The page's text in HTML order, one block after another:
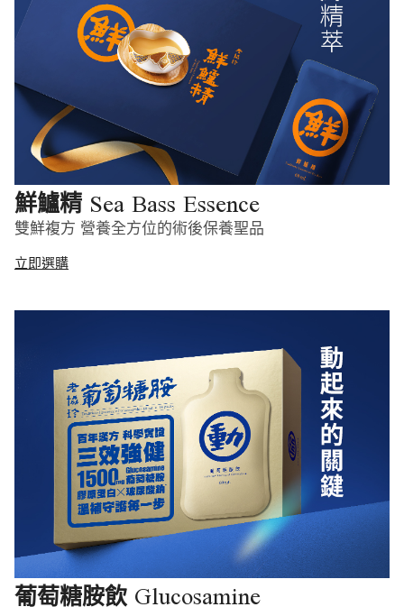
鮮鱸精 Sea Bass Essence
雙鮮複方 營養全方位的術後保養聖品
立即選購
葡萄糖胺飲